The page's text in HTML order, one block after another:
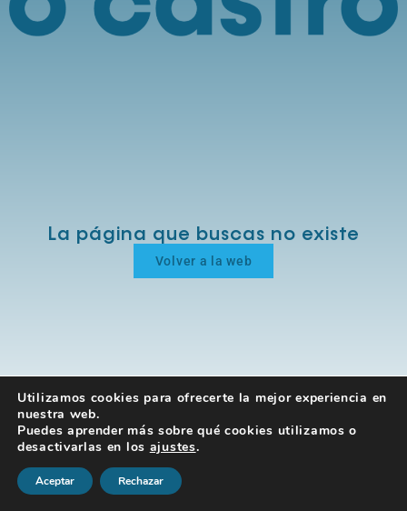
La página que buscas no existe
Volver a la web
Utilizamos cookies para ofrecerte la mejor experiencia en
nuestra web.
Puedes aprender más sobre qué cookies utilizamos o
desactivarlas en los ajustes.
Aceptar Rechazar